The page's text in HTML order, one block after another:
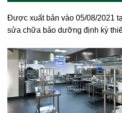
Được xuất bản vào 05/08/2021
sửa chữa bảo dưỡng định kỳ